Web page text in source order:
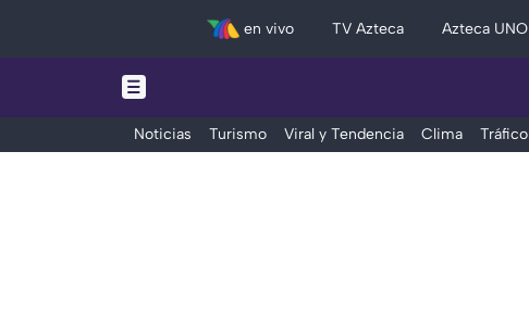
en vivo TV Azteca Azteca UNO
Noticias Turismo Viral y Tendencia Clima Tráfico